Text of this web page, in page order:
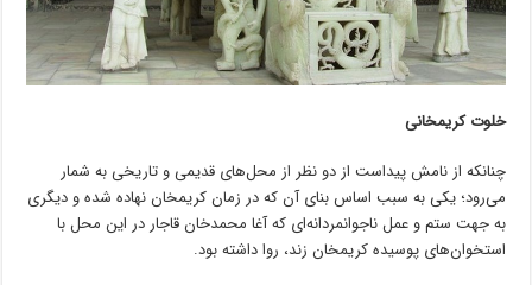
خلوت کریمخانی
چنانکه از نامش پیداست از دو نظر از محل‌های قدیمی و تاریخی به شمار
می‌رود؛ یکی به سبب اساس بنای آن که در زمان کریمخان نهاده شده و دیگری
به جهت ستم و عمل ناجوانمردانه‌ای که آغا محمدخان قاجار در این محل با
استخوان‌های پوسیده کریمخان زند، روا داشته بود.